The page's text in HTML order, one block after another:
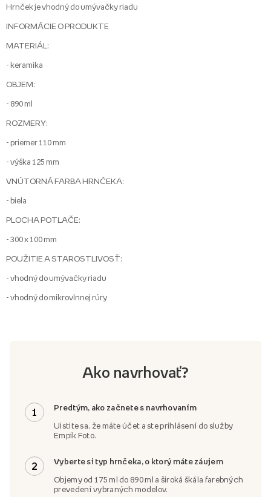
Hrnček je vhodný do umývačky riadu
INFORMÁCIE O PRODUKTE
MATERIÁL:
- keramika
OBJEM:
- 890 ml
ROZMERY:
- priemer 110 mm
- výška 125 mm
VNÚTORNÁ FARBA HRNČEKA:
- biela
PLOCHA POTLAČE:
- 300 x 100 mm
POUŽITIE A STAROSTLIVOSŤ:
- vhodný do umývačky riadu
- vhodný do mikrovlnnej rúry
Ako navrhovať?
1 Predtým, ako začnete s navrhovaním
Uistite sa, že máte účet a ste prihlásení do služby
Empik Foto.
2 Vyberte si typ hrnčeka, o ktorý máte záujem
Objemy od 175 ml do 890 ml a široká škála farebných
prevedení vybraných modelov.